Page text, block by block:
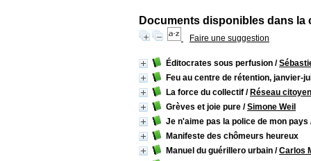
Documents disponibles dans la
Faire une suggestion
Éditocrates sous perfusion /
Feu au centre de rétention, janvier-
La force du collectif / Réseau
Grèves et joie pure /Simone Weil
Je n'aime pas la police de mon pays
Manifeste des chômeurs heureux
Manuel du guérillero urbain /Carlos